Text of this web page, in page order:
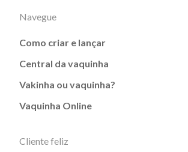
Navegue
Como criar e lançar
Central da vaquinha
Vakinha ou vaquinha?
Vaquinha Online
Cliente feliz